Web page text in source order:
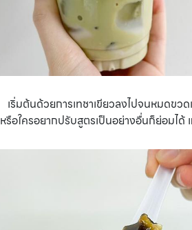
เริ่มต้นด้วยการเทชาเขียวลงไปจนหมดขว
หรือใครอยากปรับสูตรเป็นอย่างอื่นก็ย่อมไ